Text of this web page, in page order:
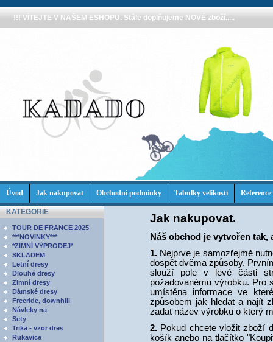
!!! VÍTEJTE V NAŠEM ESHOPU. Stále doplňujeme NOVÉ zboží.....
Úvod Jak nakupovat Obchodní podmínky Tabulky velikostí Reference
KATEGORIE
TOUR DE FRANCE 2025
***NOVINKY***
*ZIMNÍ VÝPRODEJ*
SKLADEM
Letní dresy
Dlouhé dresy
Zimní dresy
Dámské dresy
Freeride, downhill
Návleky na
Sety
Trika - vzor dres
Rukavice
Jak nakupovat.
Náš obchod je vytvořen tak,
1. Nejprve je samozřejmě
dospět dvěma způsoby.
slouží pole v levé části
požadovanému výrobku. Pro
umístěna informace ve
způsobem jak hledat a najít
zadat název výrobku o který
2. Pokud chcete vložit zboží
košík anebo na tlačítko